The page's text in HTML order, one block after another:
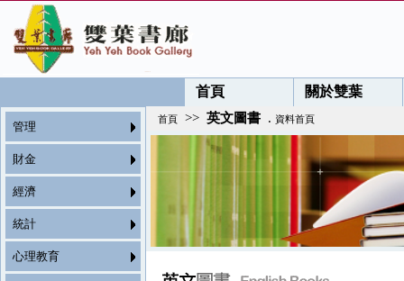
首頁 關於雙葉
管理
財金
經濟
統計
心理教育
首頁 >> 英文圖書 . 資料首頁